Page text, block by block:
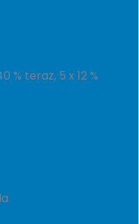
% teraz, 5 x 12 %